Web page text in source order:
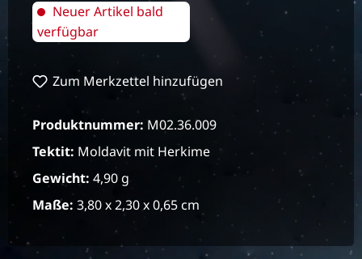
Neuer Artikel bald
verfügbar
Zum Merkzettel hinzufügen
Produktnummer: M02.36.009
Tektit: Moldavit mit Herkime
Gewicht: 4,90 g
Maße: 3,80 x 2,30 x 0,65 cm